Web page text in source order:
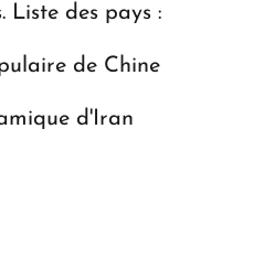
Liste des pays :
de Chine
d'Iran